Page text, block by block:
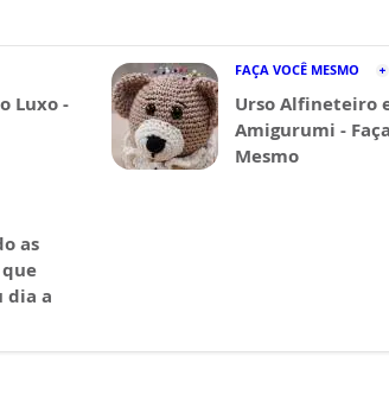
Luxo -
FAÇA VOCÊ MESMO
Urso Alfineteiro
Amigurumi -
Mesmo
as
dia a